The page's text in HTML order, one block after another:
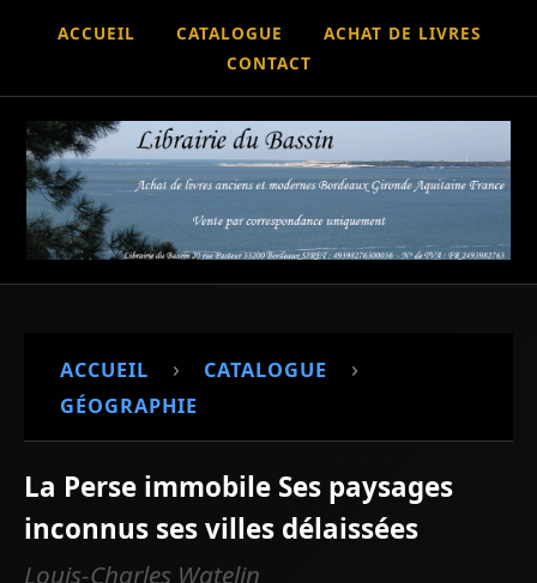
ACCUEIL CATALOGUE
ACHAT DE LIVRES
CONTACT
ACCUEIL › CATALOGUE ›
GÉOGRAPHIE
La Perse immobile Ses paysages
inconnus ses villes délaissées
Louis-Charles Watelin